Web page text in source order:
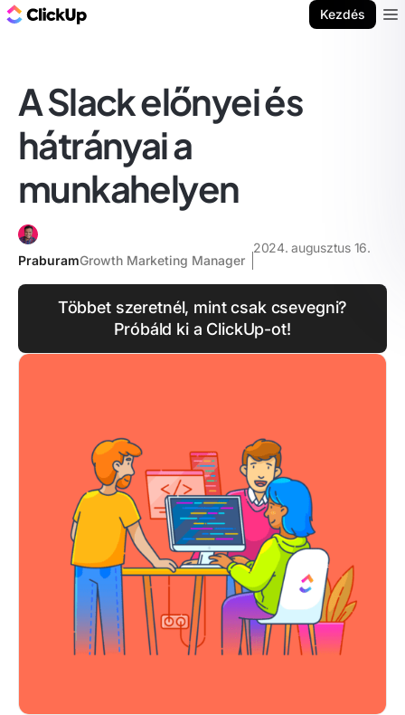
Kezdés
A Slack előnyei és
hátrányai a
munkahelyen
PraburamGrowth Marketing Manager
2024. augusztus 16.
Többet szeretnél, mint csak csevegni?
Próbáld ki a ClickUp-ot!